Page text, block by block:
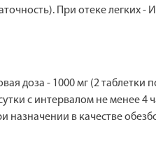
При отеке легких
доза - 1000 мг (2 таблетки
с интервалом не менее 4
в качестве